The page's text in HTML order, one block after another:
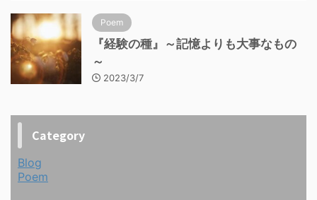
Poem
『経験の種』～記憶よりも大事なもの
～
2023/3/7
Category
Blog
Poem